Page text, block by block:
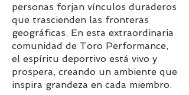
personas forjan vínculos duraderos
que trascienden las fronteras
geográficas. En esta extraordinaria
comunidad de Toro Performance,
el espíritu deportivo está vivo y
prospera, creando un ambiente que
inspira grandeza en cada miembro.